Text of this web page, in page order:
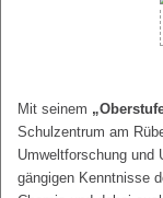
Mit seinem
Schulzentrum am
Umweltforschung und
gängigen Kenntnisse